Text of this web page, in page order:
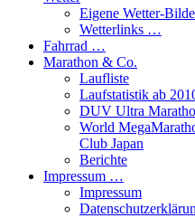
Eigene Wetter-
Wetterlinks …
Fahrrad …
Marathon & Co.
Laufliste
Laufstatistik ab
DUV Ultra
World
Club Japan
Berichte
Impressum …
Impressum